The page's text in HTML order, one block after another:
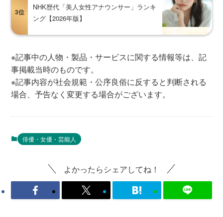
3位
NHK歴代「美人女性アナウンサー」ランキ
ング【2026年版】
※記事中の人物・製品・サービスに関する情報等は、記
事掲載当時のものです。
※記事内容が社会規範・公序良俗に反すると判断される
場合、予告なく変更する場合がございます。
俳優・女優・芸能人
よかったらシェアしてね！